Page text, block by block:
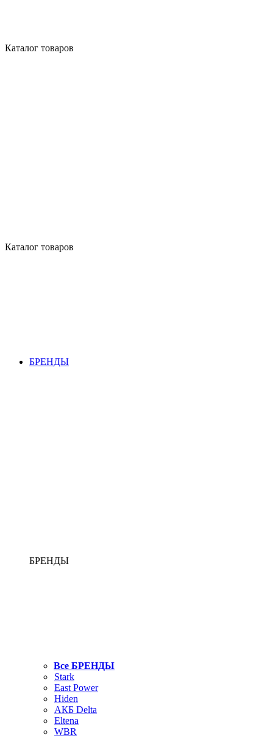
Каталог товаров
Каталог товаров
БРЕНДЫ
БРЕНДЫ
Все БРЕНДЫ
Stark
East Power
Hiden
АКБ Delta
Eltena
WBR